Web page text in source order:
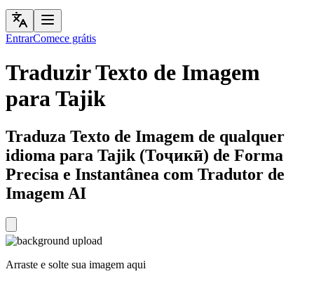
EntrarComece grátis
Traduzir Texto de Imagem
para Tajik
Traduza Texto de Imagem de qualquer
idioma para Tajik (Тоҷикӣ) de Forma
Precisa e Instantânea com Tradutor de
Imagem AI
Arraste e solte sua imagem aqui